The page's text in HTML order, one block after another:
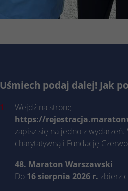
Uśmiech podaj dalej! Jak
Wejdź na stronę
https://
zapisz się na jedno z
charytatywną i Fundację
48. Maraton Warszawski
Do 16 sierpnia 2026 r. zbierz